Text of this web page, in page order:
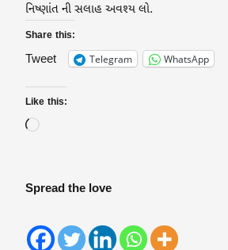
નિષ્ણાંત ની સલાહ અવશ્ય લો.
Share this:
Tweet Telegram WhatsApp
Like this:
Spread the love